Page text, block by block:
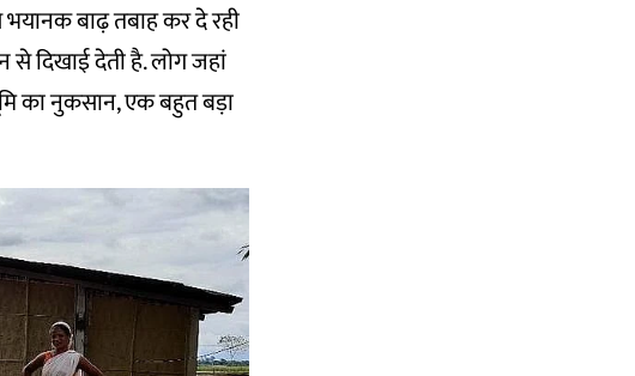
बाढ़ तबाह कर दे रही
से दिखाई देती है. लोग जहां
का नुकसान, एक बहुत बड़ा